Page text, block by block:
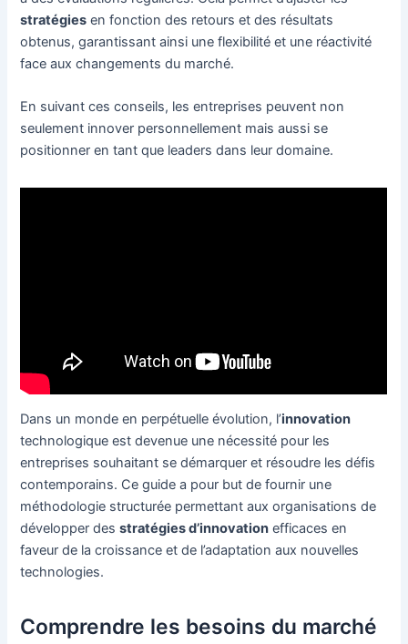
stratégies en fonction des retours et des résultats
obtenus, garantissant ainsi une flexibilité et une réactivité
face aux changements du marché.
En suivant ces conseils, les entreprises peuvent non
seulement innover personnellement mais aussi se
positionner en tant que leaders dans leur domaine.
Dans un monde en perpétuelle évolution, l’innovation
technologique est devenue une nécessité pour les
entreprises souhaitant se démarquer et résoudre les défis
contemporains. Ce guide a pour but de fournir une
méthodologie structurée permettant aux organisations de
développer desstratégies d’innovation efficaces en
faveur de la croissance et de l’adaptation aux nouvelles
technologies.
Comprendre les besoins du marché